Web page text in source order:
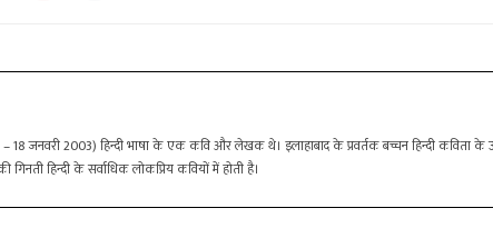
– 18 जनवरी 2003) हिन्दी भाषा के एक कवि और लेखक थे। इलाहाबाद के प्रवर्तक बच्चन हिन्दी कविता
हिन्दी के सर्वाधिक लोकप्रिय कवियों में होती है।